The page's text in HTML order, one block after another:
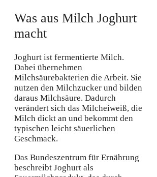
Was aus Milch Joghurt
macht
Joghurt ist fermentierte Milch.
Dabei übernehmen
Milchsäurebakterien die Arbeit. Sie
nutzen den Milchzucker und bilden
daraus Milchsäure. Dadurch
verändert sich das Milcheiweiß, die
Milch dickt an und bekommt den
typischen leicht säuerlichen
Geschmack.
Das Bundeszentrum für Ernährung
beschreibt Joghurt als